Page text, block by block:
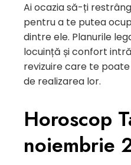
Ai ocazia să-ți
pentru a te putea
dintre ele. Planurile
locuință și confort
revizuire care te
de realizarea lor.
Horoscop
noiembrie